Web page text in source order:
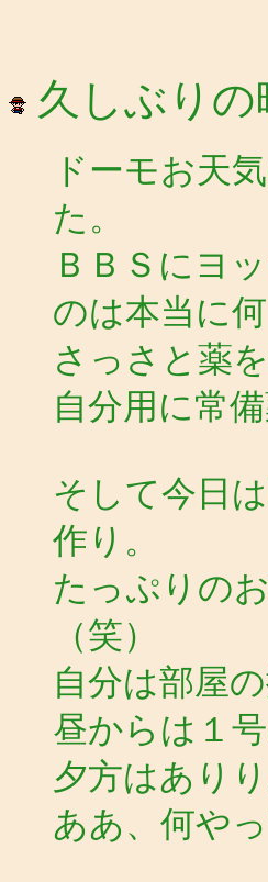
久しぶりの
ドーモお天
た。
ＢＢＳにヨ
のは本当に
さっさと薬
自分用に常
そして今日
作り。
たっぷりの
（笑）
自分は部屋
昼からは１
夕方はあり
ああ、何や